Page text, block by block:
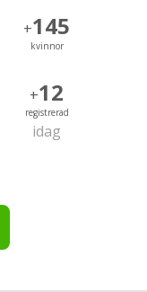
+145
kvinnor
+12
registrerad
idag